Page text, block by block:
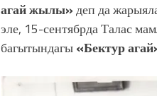
агай жылы»деп да
эле, 15-сентябрда Талас
багытындагы«Бектур